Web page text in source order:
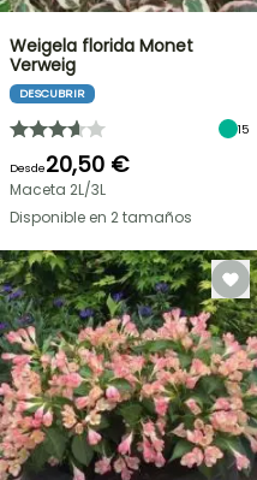
Weigela florida Monet
Verweig
DESCUBRIR
15
Desde20,50 €
Maceta 2L/3L
Disponible en 2 tamaños